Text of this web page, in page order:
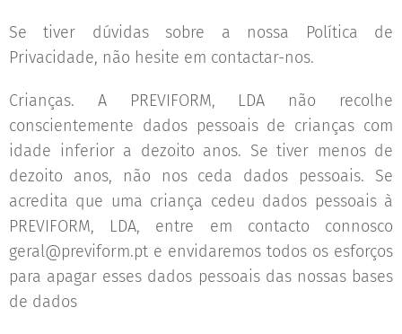
Se tiver dúvidas sobre a nossa Política de
Privacidade, não hesite em contactar-nos.
Crianças. A PREVIFORM, LDA não recolhe
conscientemente dados pessoais de crianças com
idade inferior a dezoito anos. Se tiver menos de
dezoito anos, não nos ceda dados pessoais. Se
acredita que uma criança cedeu dados pessoais à
PREVIFORM, LDA, entre em contacto connosco
geral@previform.pt e envidaremos todos os esforços
para apagar esses dados pessoais das nossas bases
de dados